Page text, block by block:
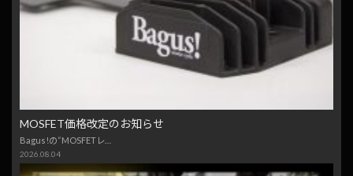
MOSFET価格改定のお知らせ
Bagus!の“MOSFETレ…
2026.08.04